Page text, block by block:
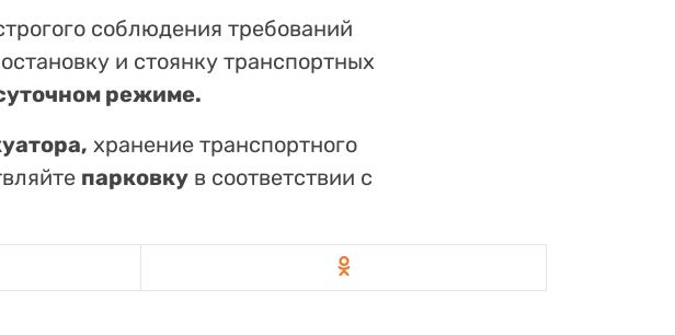
соблюдения требований
и стоянку транспортных
режиме.
хранение транспортного
парковку в соответствии с